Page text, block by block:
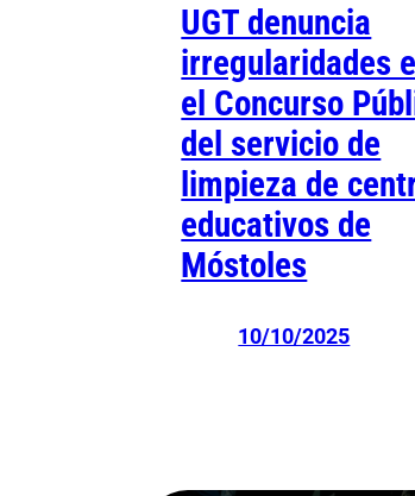
UGT denuncia
irregularidades
el Concurso
del servicio de
limpieza de
educativos de
Móstoles
10/10/2025